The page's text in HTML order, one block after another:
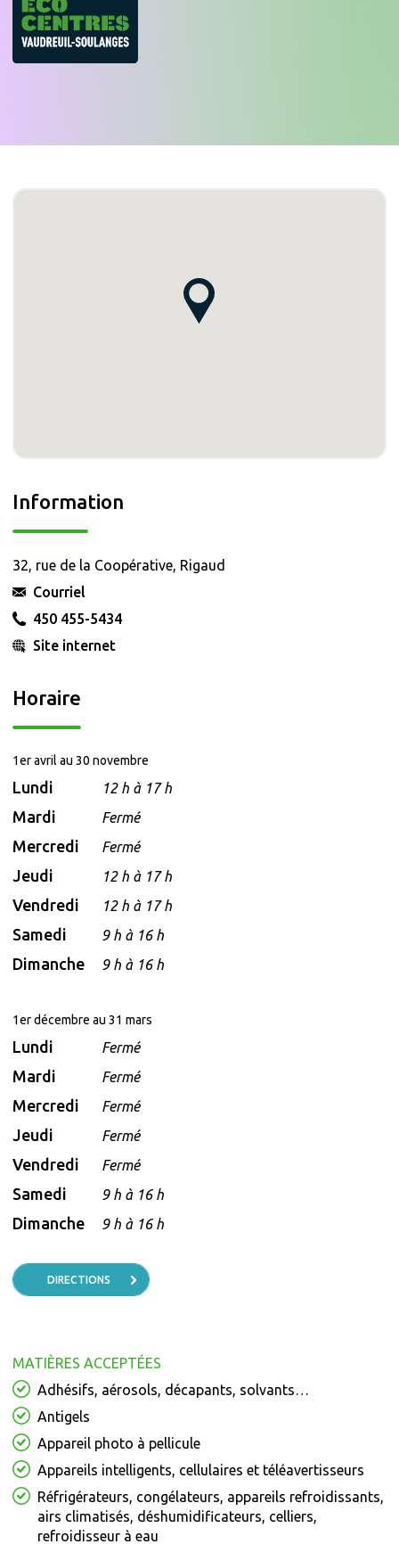
Information
32, rue de la Coopérative, Rigaud
Courriel
450 455-5434
Site internet
Horaire
1er avril au 30 novembre
Lundi 12 h à 17 h
Mardi Fermé
Mercredi Fermé
Jeudi 12 h à 17 h
Vendredi 12 h à 17 h
Samedi 9 h à 16 h
Dimanche 9 h à 16 h
1er décembre au 31 mars
Lundi Fermé
Mardi Fermé
Mercredi Fermé
Jeudi Fermé
Vendredi Fermé
Samedi 9 h à 16 h
Dimanche 9 h à 16 h
DIRECTIONS
MATIÈRES ACCEPTÉES
Adhésifs, aérosols, décapants, solvants…
Antigels
Appareil photo à pellicule
Appareils intelligents, cellulaires et téléavertisseurs
Réfrigérateurs, congélateurs, appareils refroidissants,
airs climatisés, déshumidificateurs, celliers,
refroidisseur à eau